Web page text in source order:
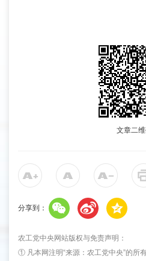
文章二
分享到：
农工党中央网站版权与免责声明：
① 凡本网注明“来源：农工党中央”的所